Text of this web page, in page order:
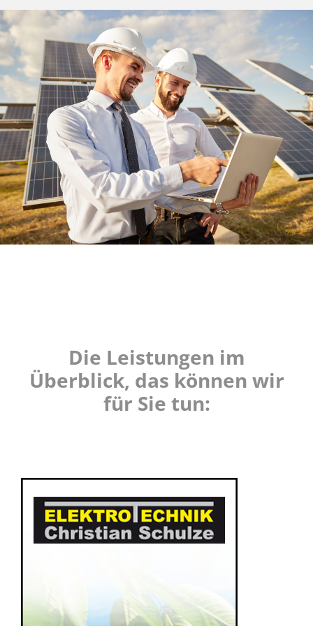
Die Leistungen im
Überblick, das können wir
für Sie tun: